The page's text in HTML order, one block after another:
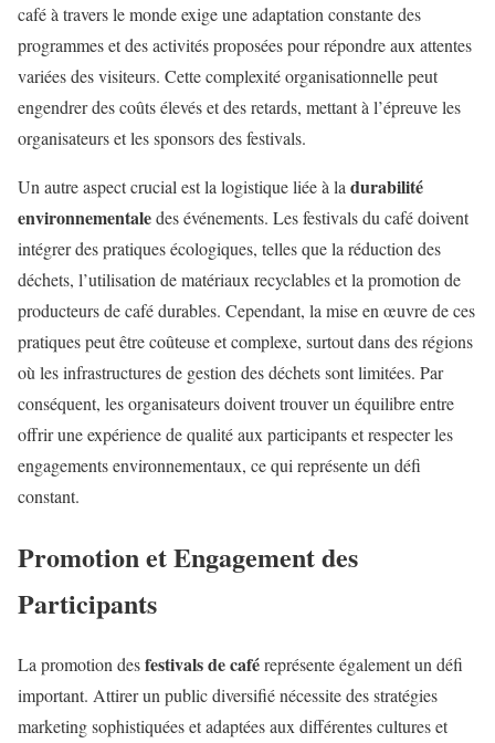
café à travers le monde exige une adaptation constante des
programmes et des activités proposées pour répondre aux attentes
variées des visiteurs. Cette complexité organisationnelle peut
engendrer des coûts élevés et des retards, mettant à l’épreuve les
organisateurs et les sponsors des festivals.
Un autre aspect crucial est la logistique liée à la durabilité
environnementaledes événements. Les festivals du café doivent
intégrer des pratiques écologiques, telles que la réduction des
déchets, l’utilisation de matériaux recyclables et la promotion de
producteurs de café durables. Cependant, la mise en œuvre de ces
pratiques peut être coûteuse et complexe, surtout dans des régions
où les infrastructures de gestion des déchets sont limitées. Par
conséquent, les organisateurs doivent trouver un équilibre entre
offrir une expérience de qualité aux participants et respecter les
engagements environnementaux, ce qui représente un défi
constant.
Promotion et Engagement des
Participants
La promotion desfestivals de caféreprésente également un défi
important. Attirer un public diversifié nécessite des stratégies
marketing sophistiquées et adaptées aux différentes cultures et